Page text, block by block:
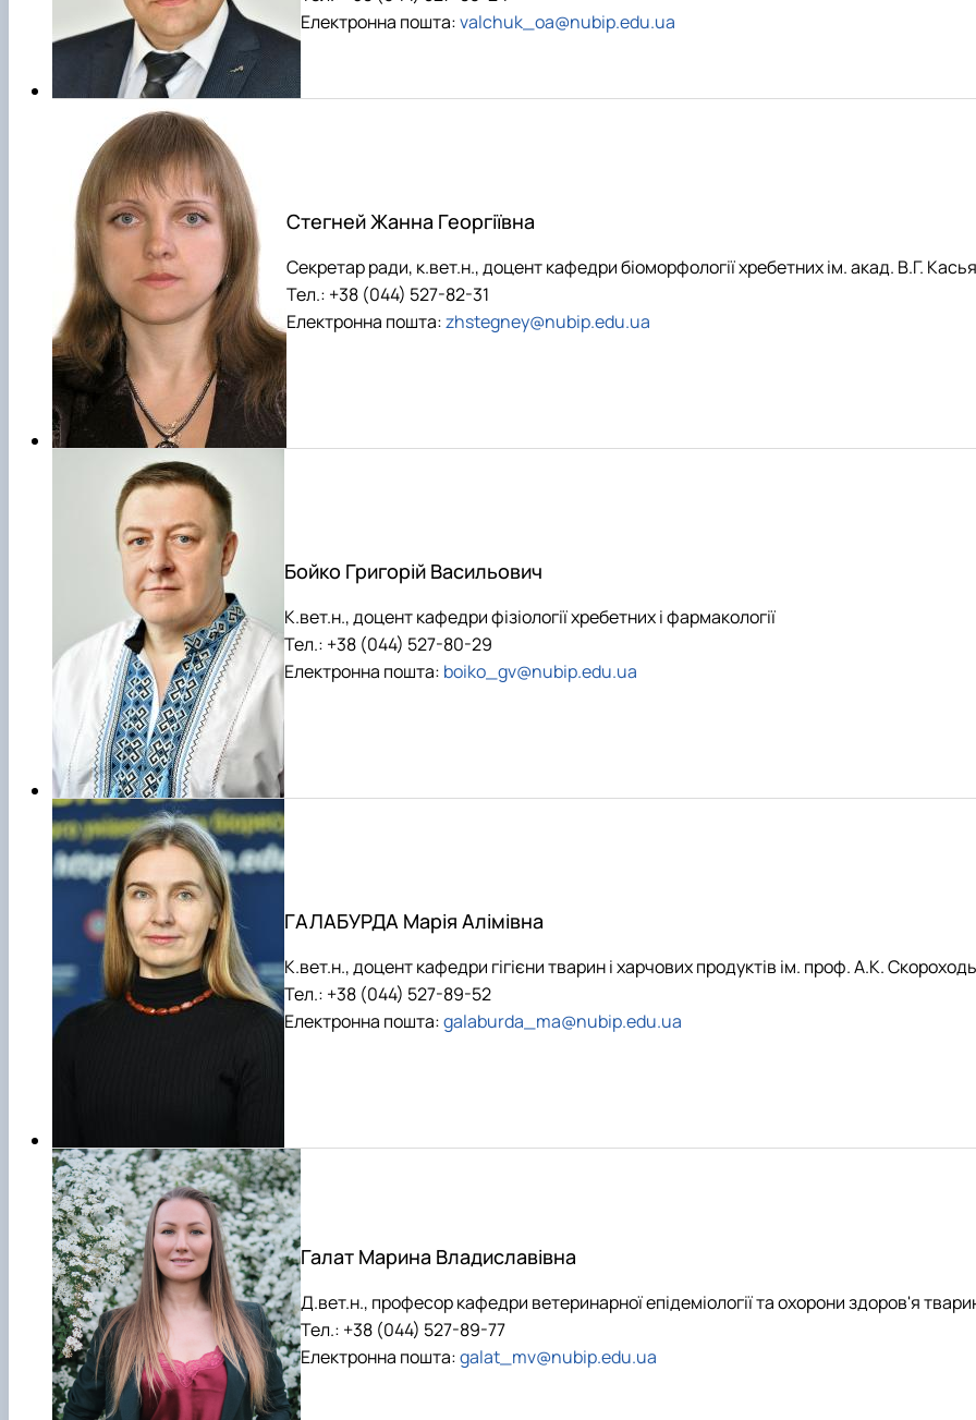
Електронна пошта:valchuk_oa@nubip.edu.ua
Стегней Жанна Георгіївна
Секретар ради, к.вет.н., доцент кафедри біоморфології хребетних ім. акад. В.Г.
Тел.: +38 (044) 527-82-31
Електронна пошта:zhstegney@nubip.edu.ua
Бойко Григорій Васильович
К.вет.н., доцент кафедри фізіології хребетних і фармакології
Тел.: +38 (044) 527-80-29
Електронна пошта: boiko_gv@nubip.edu.ua
ГАЛАБУРДА Марія Алімівна
К.вет.н., доцент кафедри гігієни тварин і харчових продуктів ім. проф. А.К.
Тел.: +38 (044) 527-89-52
Електронна пошта:galaburda_ma@nubip.edu.ua
Галат Марина Владиславівна
Д.вет.н., професор кафедри ветеринарної епідеміології та охорони здоров'я
Тел.: +38 (044) 527-89-77
Електронна пошта:galat_mv@nubip.edu.ua